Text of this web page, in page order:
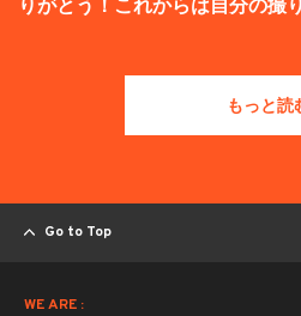
りがとう！これからは自分の撮
もっと読
Go to Top
WE ARE :